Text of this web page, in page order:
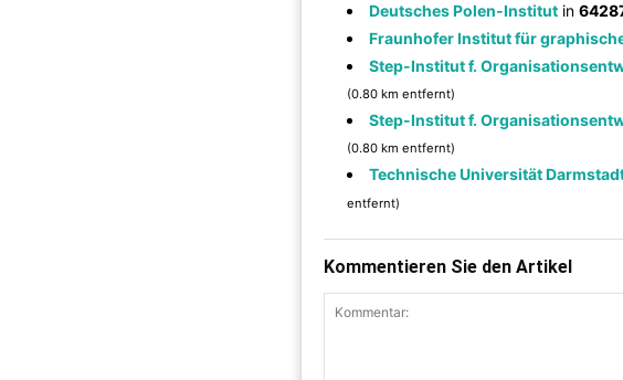
Deutsches Polen-Institut in
Fraunhofer Institut für
Step-Institut f.
(0.80 km entfernt)
Step-Institut f.
(0.80 km entfernt)
Technische Universität
entfernt)
Kommentieren Sie den Artikel